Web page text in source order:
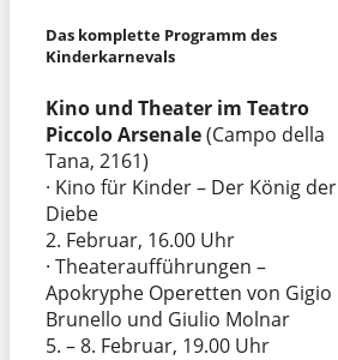
Das komplette Programm des
Kinderkarnevals
Kino und Theater im Teatro
Piccolo Arsenale(Campo della
Tana, 2161)
· Kino für Kinder – Der König der
Diebe
2. Februar, 16.00 Uhr
· Theateraufführungen –
Apokryphe Operetten von Gigio
Brunello und Giulio Molnar
5. – 8. Februar, 19.00 Uhr